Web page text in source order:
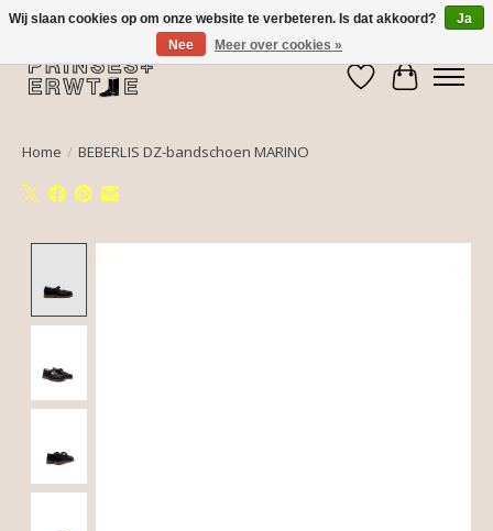
Verlanglijst
Home / BEBERLIS DZ-bandschoen MARINO
Wij slaan cookies op om onze website te verbeteren. Is dat akkoord?
Ja
Nee
Meer over cookies »